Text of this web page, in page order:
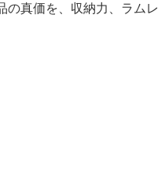
の真価を、収納力、ラムレ